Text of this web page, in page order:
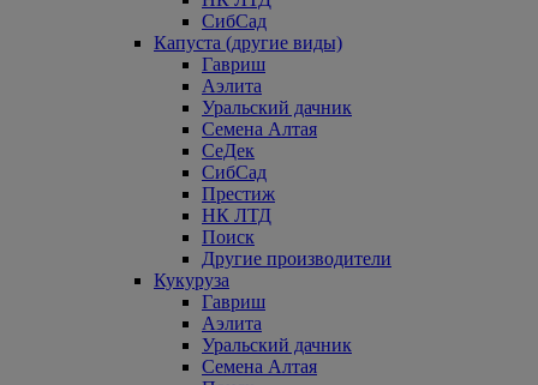
СибСад
Капуста (другие виды)
Гавриш
Аэлита
Уральский дачник
Семена Алтая
СеДек
СибСад
Престиж
НК ЛТД
Поиск
Другие производители
Кукуруза
Гавриш
Аэлита
Уральский дачник
Семена Алтая